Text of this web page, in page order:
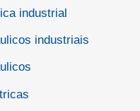
industrial
industriais